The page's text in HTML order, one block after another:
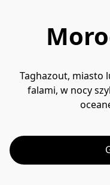
Taghazout, miasto
falami, w nocy